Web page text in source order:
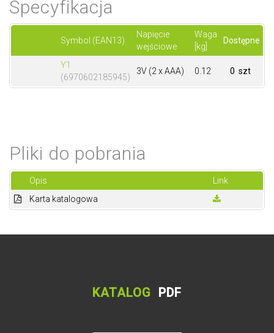
Specyfikacja
Symbol (EAN13)
Napięcie
wejściowe
Waga
[kg]
Dostępne
Y1
(6970602185945)
3V (2 x AAA) 0.12 0 szt
Pliki do pobrania
Opis
Link
Karta katalogowa
KATALOG PDF